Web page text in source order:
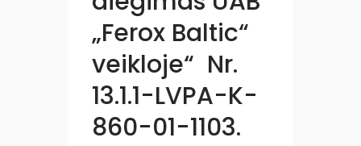
„Ferox Baltic“
veikloje“ Nr.
13.1.1-LVPA-K-
860-01-1103.